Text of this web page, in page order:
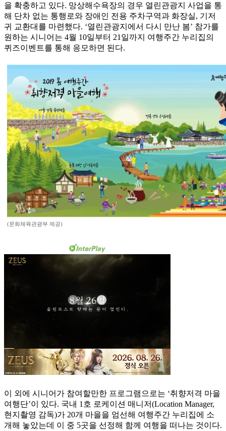
을 확충하고 있다. 망상해수욕장의 경우 열린관광지 사업을 통
해 단차 없는 통행로와 장애인 전용 주차구역과 화장실, 기저
귀 교환대를 마련했다. ‘열린관광지에서 다시 만난 봄’ 참가를
원하는 시니어는 4월 10일부터 21일까지 여행주간 누리집의
퀴즈이벤트를 통해 응모하면 된다.
(문화체육관광부 제공)
이 외에 시니어가 참여할만한 프로그램으로는 ‘취향저격 마을
여행단’이 있다. 국내 1호 로케이션 매니저(Location Manager,
현지촬영 감독)가 20개 마을을 엄선해 여행주간 누리집에 소
개해 놓았는데 이 중 5곳을 선정해 함께 여행을 떠나는 것이다.